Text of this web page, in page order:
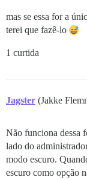
mas se essa for a
terei que fazê-lo
1 curtida
Jagster (Jakke
Não funciona dessa
lado do
modo escuro.
escuro como opção